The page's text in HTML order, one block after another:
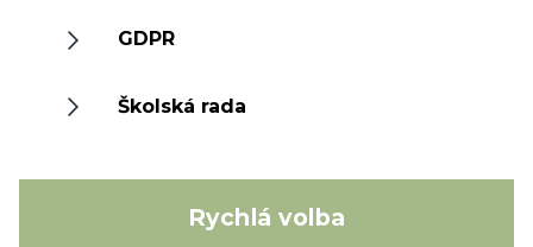
GDPR
Školská rada
Rychlá volba